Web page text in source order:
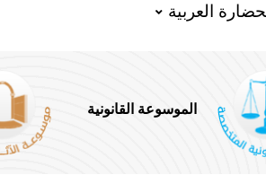
العربية
الموسوعة القانونية